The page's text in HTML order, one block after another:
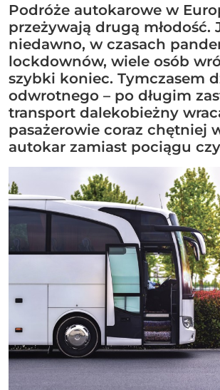
Podróże autokarowe w
przeżywają drugą młodość.
niedawno, w czasach
lockdownów, wiele osób
szybki koniec. Tymczasem
odwrotnego – po długim
transport dalekobieżny
pasażerowie coraz chętniej
autokar zamiast pociągu